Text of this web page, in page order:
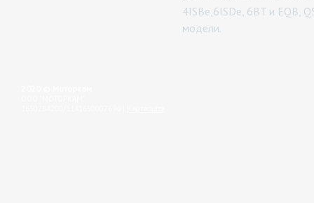
4ISBe,6ISDe, 6BT и EQB,
модели.